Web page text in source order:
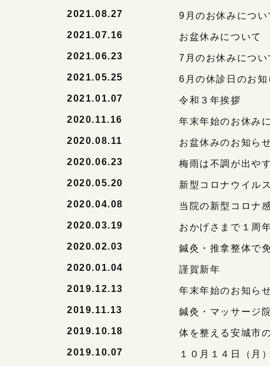
2021.08.27
9月のお休みについ
2021.07.16
お盆休みについて
2021.06.23
7月のお休みについ
2021.05.25
6月の休診日のお知
2021.01.07
令和３年挨拶
2020.11.16
年末年始のお休み
2020.08.11
お盆休みのお知ら
2020.06.23
梅雨は不調が出や
2020.05.20
新型コロナウイル
2020.04.08
当院の新型コロナ
2020.03.19
おかげさまで１周
2020.02.03
鍼灸・推拿整体で
2020.01.04
謹賀新年
2019.12.13
年末年始のお知ら
2019.11.13
鍼灸・マッサージ
2019.10.18
体を整える安城市
2019.10.07
１０月１４日（月